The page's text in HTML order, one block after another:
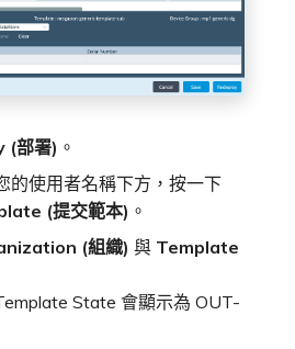
(部署) 。
的使用者名稱下方，按一下
(提交範本) 。
(組織) 與 Template
State 會顯示為 OUT-